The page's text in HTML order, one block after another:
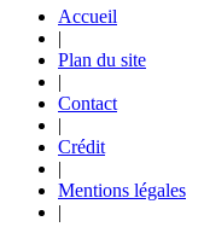
Accueil
|
Plan du site
|
Contact
|
Crédit
|
Mentions légales
|